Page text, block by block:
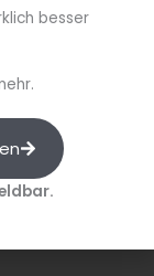
Ideen für
besser